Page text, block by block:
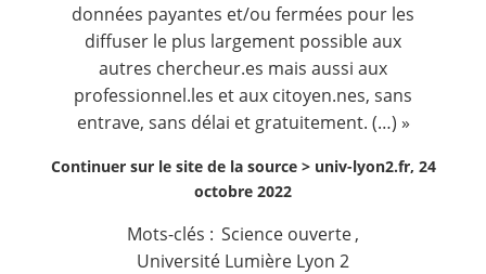
données payantes et/ou fermées pour les
diffuser le plus largement possible aux
autres chercheur.es mais aussi aux
professionnel.les et aux citoyen.nes, sans
entrave, sans délai et gratuitement. (…) »
Continuer sur le site de la source > univ-lyon2.fr, 24
octobre 2022
Mots-clés : Science ouverte,
Université Lumière Lyon 2